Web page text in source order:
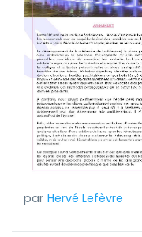
Hervé Lefèvre